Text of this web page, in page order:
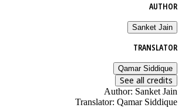
AUTHOR
Sanket Jain
TRANSLATOR
Qamar Siddique
See all credits
Author: Sanket Jain
Translator: Qamar Siddique